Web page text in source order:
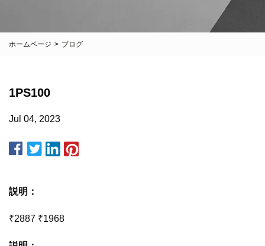
ホームページ > ブログ
1PS100
Jul 04, 2023
説明：
₹2887 ₹1968